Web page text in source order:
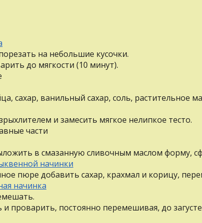
на небольшие кусочки.
до мягкости (10 минут).
сахар, ванильный сахар, соль, растительное
и замесить мягкое нелипкое тесто.
части
в смазанную сливочным маслом форму,
пюре добавить сахар, крахмал и корицу,
и проварить, постоянно перемешивая, до